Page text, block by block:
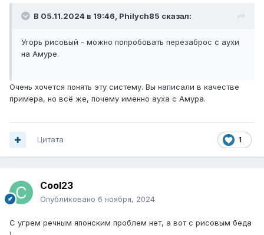
В 05.11.2024 в 19:46, Philych85 сказал:
Угорь рисовый - можно попробовать перезаброс с аухи
на Амуре.
Очень хочется понять эту систему. Вы написали в качестве
примера, но всё же, почему именно ауха с Амура.
1
Цитата
Cool23
Опубликовано 6 ноября, 2024
С угрем речным японским проблем нет, а вот с рисовым беда